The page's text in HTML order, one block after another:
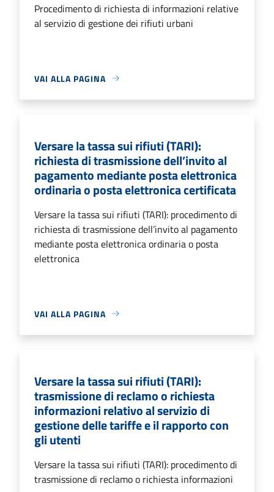
Procedimento di richiesta di informazioni relative
al servizio di gestione dei rifiuti urbani
VAI ALLA PAGINA
Versare la tassa sui rifiuti (TARI):
richiesta di trasmissione dell’invito al
pagamento mediante posta elettronica
ordinaria o posta elettronica certificata
Versare la tassa sui rifiuti (TARI): procedimento di
richiesta di trasmissione dell’invito al pagamento
mediante posta elettronica ordinaria o posta
elettronica
VAI ALLA PAGINA
Versare la tassa sui rifiuti (TARI):
trasmissione di reclamo o richiesta
informazioni relativo al servizio di
gestione delle tariffe e il rapporto con
gli utenti
Versare la tassa sui rifiuti (TARI): procedimento di
trasmissione di reclamo o richiesta informazioni